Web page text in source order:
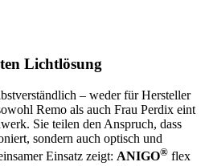
Lichtlösung
– weder für Hersteller
Remo als auch Frau Perdix eint
Sie teilen den Anspruch, dass
sondern auch optisch und
Einsatz zeigt: ANIGO® flex